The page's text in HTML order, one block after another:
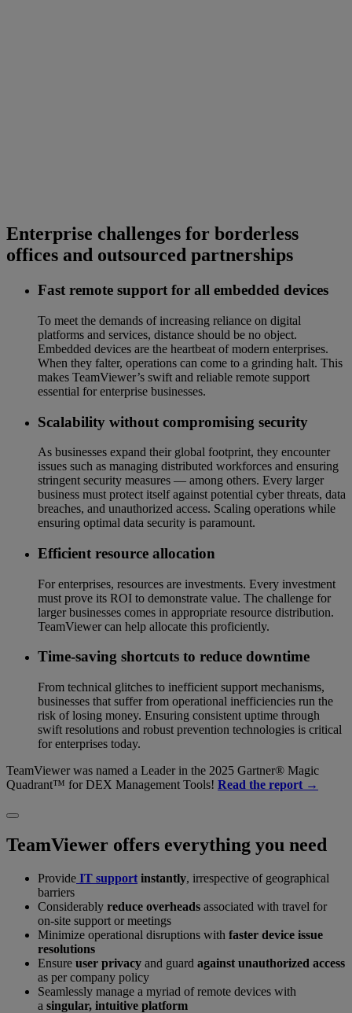
Enterprise challenges for borderless
offices and outsourced partnerships
Fast remote support for all embedded devices
To meet the demands of increasing reliance on digital
platforms and services, distance should be no object.
Embedded devices are the heartbeat of modern enterprises.
When they falter, operations can come to a grinding halt. This
makes TeamViewer’s swift and reliable remote support
essential for enterprise businesses.
Scalability without compromising security
As businesses expand their global footprint, they encounter
issues such as managing distributed workforces and ensuring
stringent security measures — among others. Every larger
business must protect itself against potential cyber threats, data
breaches, and unauthorized access. Scaling operations while
ensuring optimal data security is paramount.
Efficient resource allocation
For enterprises, resources are investments. Every investment
must prove its ROI to demonstrate value. The challenge for
larger businesses comes in appropriate resource distribution.
TeamViewer can help allocate this proficiently.
Time-saving shortcuts to reduce downtime
From technical glitches to inefficient support mechanisms,
businesses that suffer from operational inefficiencies run the
risk of losing money. Ensuring consistent uptime through
swift resolutions and robust prevention technologies is critical
for enterprises today.
TeamViewer was named a Leader in the 2025 Gartner® Magic
Quadrant™ for DEX Management Tools! Read the report →
TeamViewer offers everything you need
Provide IT support instantly, irrespective of geographical
barriers
Considerably reduce overheads associated with travel for
on-site support or meetings
Minimize operational disruptions with faster device issue
resolutions
Ensure user privacy and guard against unauthorized access
as per company policy
Seamlessly manage a myriad of remote devices with
a singular, intuitive platform